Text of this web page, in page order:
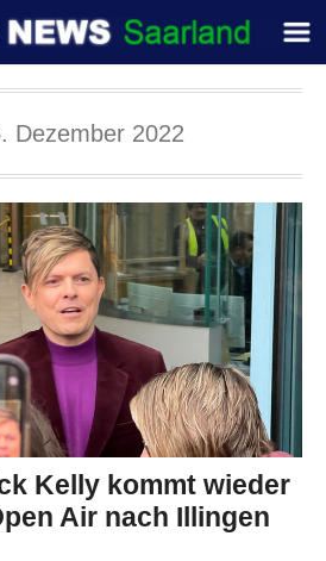
Dezember 2022
Kelly kommt wieder
Air nach Illingen